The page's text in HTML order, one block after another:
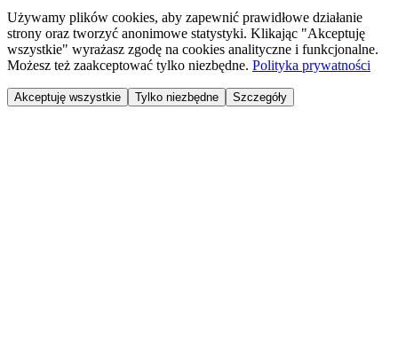
Używamy plików cookies, aby zapewnić prawidłowe działanie
strony oraz tworzyć anonimowe statystyki. Klikając "Akceptuję
wszystkie" wyrażasz zgodę na cookies analityczne i funkcjonalne.
Możesz też zaakceptować tylko niezbędne. Polityka prywatności
Akceptuję wszystkie Tylko niezbędne Szczegóły